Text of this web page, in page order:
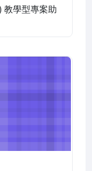
教學型專案助